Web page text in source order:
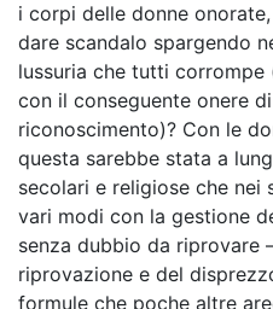
i corpi delle donne
dare scandalo spargendo
lussuria che tutti corrompe
con il conseguente onere
riconoscimento)? Con le
questa sarebbe stata a
secolari e religiose che nei
vari modi con la gestione
senza dubbio da riprovare
riprovazione e del
formule che poche altre